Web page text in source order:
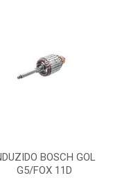
BOSCH GOL
G5/FOX 11D